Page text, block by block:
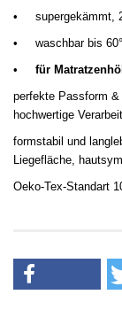
•
supergekämmt,
•
waschbar bis
•
für
perfekte Passform
hochwertige
formstabil und
Liegefläche,
Oeko-Tex-Standart